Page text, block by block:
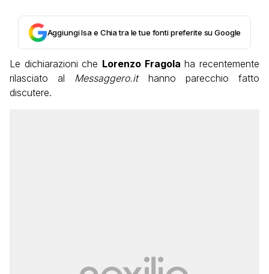
Aggiungi Isa e Chia tra le tue fonti preferite su Google
Le dichiarazioni che Lorenzo Fragola ha recentemente
rilasciato al Messaggero.it hanno parecchio fatto
discutere.